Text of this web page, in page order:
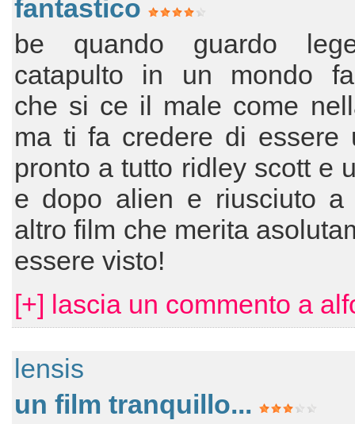
fantastico
be quando guardo
catapulto in un mondo
che si ce il male come
ma ti fa credere di essere
pronto a tutto ridley scott e
e dopo alien e riusciuto a
altro film che merita
essere visto!
[+] lascia un commento a
lensis
un film tranquillo...